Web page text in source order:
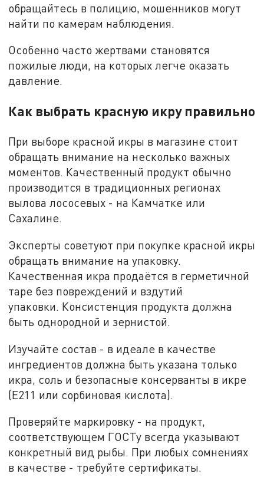
обращайтесь в полицию, мошенников могут
найти по камерам наблюдения.
Особенно часто жертвами становятся
пожилые люди, на которых легче оказать
давление.
Как выбрать красную икру правильно
При выборе красной икры в магазине стоит
обращать внимание на несколько важных
моментов. Качественный продукт обычно
производится в традиционных регионах
вылова лососевых - на Камчатке или
Сахалине.
Эксперты советуют при покупке красной икры
обращать внимание на упаковку.
Качественная икра продаётся в герметичной
таре без повреждений и вздутий
упаковки. Консистенция продукта должна
быть однородной и зернистой.
Изучайте состав - в идеале в качестве
ингредиентов должна быть указана только
икра, соль и безопасные консерванты в икре
(Е211 или сорбиновая кислота).
Проверяйте маркировку - на продукт,
соответствующем ГОСТу всегда указывают
конкретный вид рыбы. При любых сомнениях
в качестве - требуйте сертификаты.